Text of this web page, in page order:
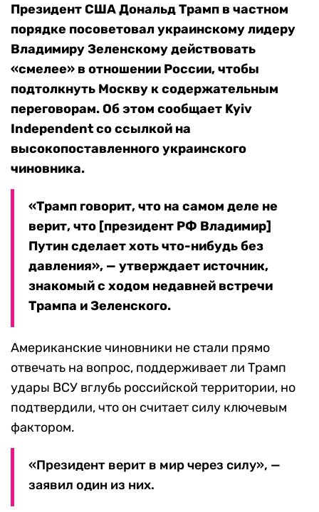
Президент США Дональд Трамп в частном
порядке посоветовал украинскому лидеру
Владимиру Зеленскому действовать
«смелее» в отношении России, чтобы
подтолкнуть Москву к содержательным
переговорам. Об этом сообщает Kyiv
Independent со ссылкой на
высокопоставленного украинского
чиновника.
«Трамп говорит, что на самом деле не
верит, что [президент РФ Владимир]
Путин сделает хоть что-нибудь без
давления», — утверждает источник,
знакомый с ходом недавней встречи
Трампа и Зеленского.
Американские чиновники не стали прямо
отвечать на вопрос, поддерживает ли Трамп
удары ВСУ вглубь российской территории, но
подтвердили, что он считает силу ключевым
фактором.
«Президент верит в мир через силу», —
заявил один из них.